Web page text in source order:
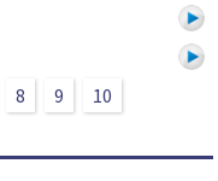
8 9 10